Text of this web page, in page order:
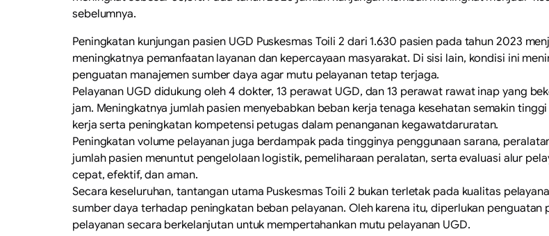
sebelumnya.
Peningkatan kunjungan pasien UGD Puskesmas Toili 2 dari 1.630 pasien pada tahun 2023
meningkatnya pemanfaatan layanan dan kepercayaan masyarakat. Di sisi lain, kondisi ini
penguatan manajemen sumber daya agar mutu pelayanan tetap terjaga.
Pelayanan UGD didukung oleh 4 dokter, 13 perawat UGD, dan 13 perawat rawat inap yang
jam. Meningkatnya jumlah pasien menyebabkan beban kerja tenaga kesehatan semakin
kerja serta peningkatan kompetensi petugas dalam penanganan kegawatdaruratan.
Peningkatan volume pelayanan juga berdampak pada tingginya penggunaan sarana,
jumlah pasien menuntut pengelolaan logistik, pemeliharaan peralatan, serta evaluasi alur
cepat, efektif, dan aman.
Secara keseluruhan, tantangan utama Puskesmas Toili 2 bukan terletak pada kualitas
sumber daya terhadap peningkatan beban pelayanan. Oleh karena itu, diperlukan
pelayanan secara berkelanjutan untuk mempertahankan mutu pelayanan UGD.